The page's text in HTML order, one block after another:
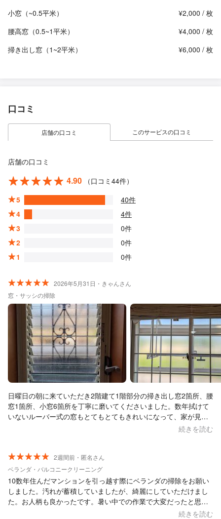
小窓（~0.5平米）
¥2,000 / 枚
腰高窓（0.5~1平米）
¥4,000 / 枚
掃き出し窓（1~2平米）
¥6,000 / 枚
口コミ
店舗の口コミ このサービスの口コミ
店舗の口コミ
4.90
（口コミ44件）
5
40件
4
4件
3
0件
2
0件
1
0件
2026年5月31日・きゃんさん
窓・サッシの掃除
日曜日の朝に来ていただき2階建て1階部分の掃き出し窓2箇所、腰
窓1箇所、小窓6箇所を丁寧に磨いてくださいました。数年拭けて
いないルーバー式の窓もとてもとてもきれいになって、家が見違
えるほどきれいになりました。今年の秋以降涼しくなってから2階
続きを読む
2週間前・匿名さん
ベランダ・バルコニークリーニング
10数年住んだマンションを引っ越す際にベランダの掃除をお願い
しました。汚れが蓄積していましたが、綺麗にしていただけまし
た。お人柄も良かったです。暑い中での作業で大変だったと思い
ます。ありがとうございました。 大変満足しております。続きを読む